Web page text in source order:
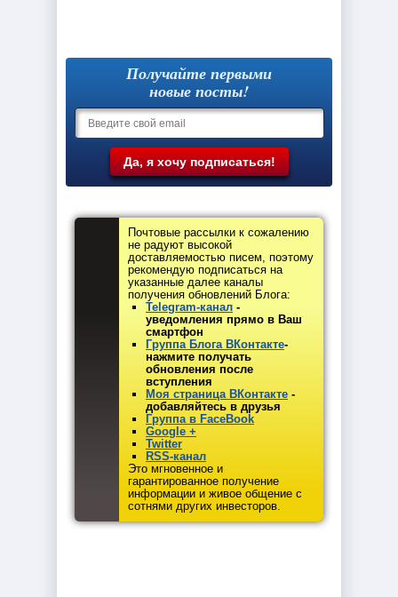
Получайте первыми
новые посты!
Почтовые рассылки к сожалению
не радуют высокой
доставляемостью писем, поэтому
рекомендую подписаться на
указанные далее каналы
получения обновлений Блога:
Telegram-канал -
уведомления прямо в Ваш
смартфон
Группа Блога ВКонтакте-
нажмите получать
обновления после
вступления
Моя страница ВКонтакте -
добавляйтесь в друзья
Группа в FaceBook
Google +
Twitter
RSS-канал
Это мгновенное и
гарантированное получение
информации и живое общение с
сотнями других инвесторов.